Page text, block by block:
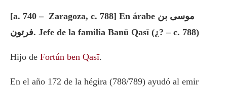
[a. 740 – Zaragoza, c. 788] En árabe موسى بن
فرتون. Jefe de la familia Banū Qasī (¿? – c. 788)
Hijo de Fortún ben Qasī.
En el año 172 de la hégira (788/789) ayudó al emir